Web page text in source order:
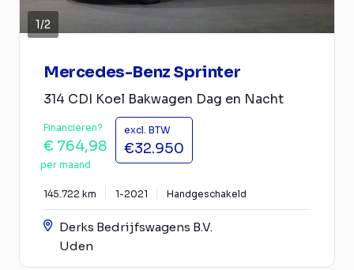
1/2
Mercedes-Benz Sprinter
314 CDI Koel Bakwagen Dag en Nacht
Financieren?
€ 764,98
per maand
excl. BTW
€32.950
145.722 km 1-2021 Handgeschakeld
Derks Bedrijfswagens B.V.
Uden